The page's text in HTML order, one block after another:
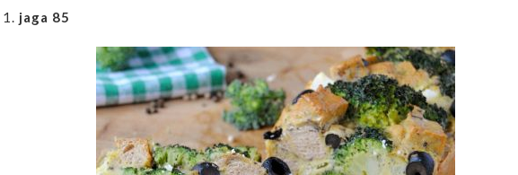
1. jaga 85